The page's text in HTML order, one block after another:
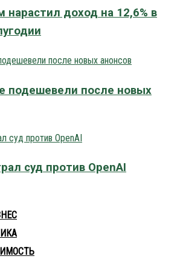
нарастил доход на 12,6% в
подешевели после новых
суд против OpenAI